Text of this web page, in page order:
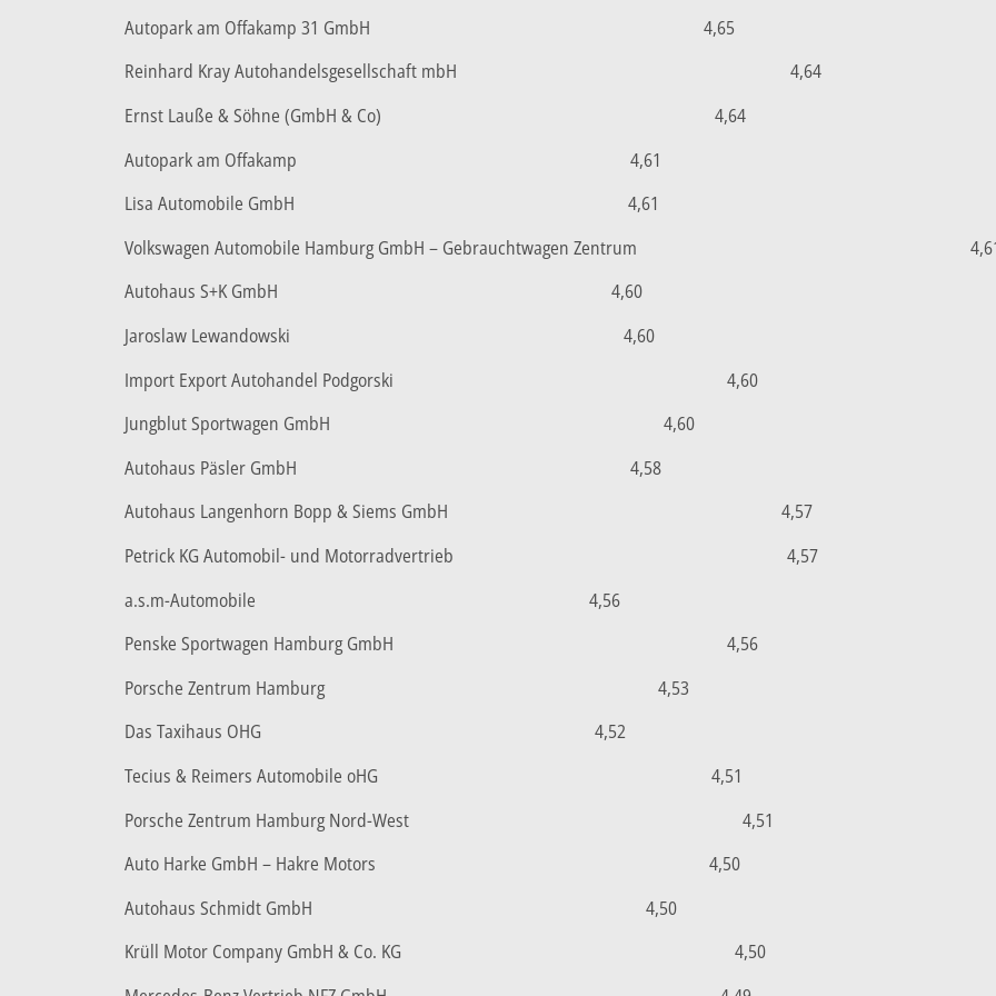
Autopark am Offakamp 31 GmbH
4,65
Reinhard Kray Autohandelsgesellschaft mbH
4,64
Ernst Lauße & Söhne (GmbH & Co)
4,64
Autopark am Offakamp
4,61
Lisa Automobile GmbH
4,61
Volkswagen Automobile Hamburg GmbH – Gebrauchtwagen Zentrum
Autohaus S+K GmbH
4,60
Jaroslaw Lewandowski
4,60
Import Export Autohandel Podgorski
4,60
Jungblut Sportwagen GmbH
4,60
Autohaus Päsler GmbH
4,58
Autohaus Langenhorn Bopp & Siems GmbH
4,57
Petrick KG Automobil- und Motorradvertrieb
4,57
a.s.m-Automobile
4,56
Penske Sportwagen Hamburg GmbH
4,56
Porsche Zentrum Hamburg
4,53
Das Taxihaus OHG
4,52
Tecius & Reimers Automobile oHG
4,51
Porsche Zentrum Hamburg Nord-West
4,51
Auto Harke GmbH – Hakre Motors
4,50
Autohaus Schmidt GmbH
4,50
Krüll Motor Company GmbH & Co. KG
4,50